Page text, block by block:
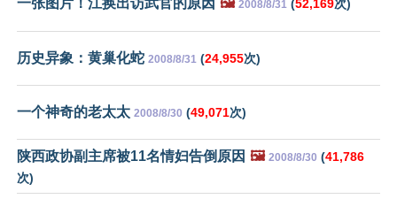
2008/8/31 (52,169次)
历史异象：黄巢化蛇 2008/8/31 (24,955次)
一个神奇的老太太 2008/8/30 (49,071次)
陕西政协副主席被11名情妇告倒原因 🖼️ 2008/8/30 (41,786
次)